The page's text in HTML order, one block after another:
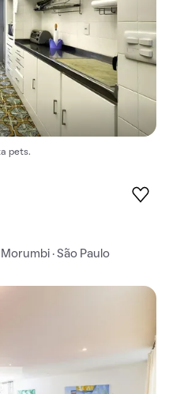
pets.
· São Paulo